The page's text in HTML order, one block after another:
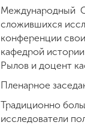
Международный
сложившихся
конференции
кафедрой
Рылов и доцент
Пленарное
Традиционно
исследователи